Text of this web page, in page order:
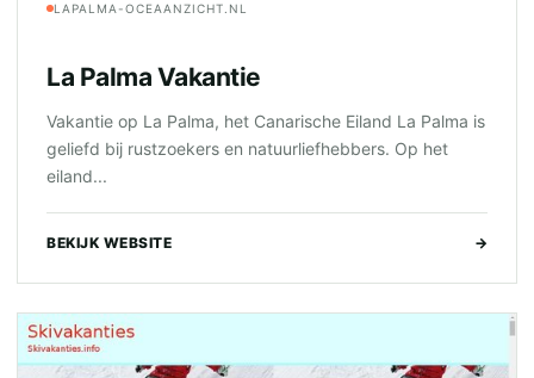
LAPALMA-OCEAANZICHT.NL
La Palma Vakantie
Vakantie op La Palma, het Canarische Eiland La Palma is
geliefd bij rustzoekers en natuurliefhebbers. Op het
eiland...
BEKIJK WEBSITE →